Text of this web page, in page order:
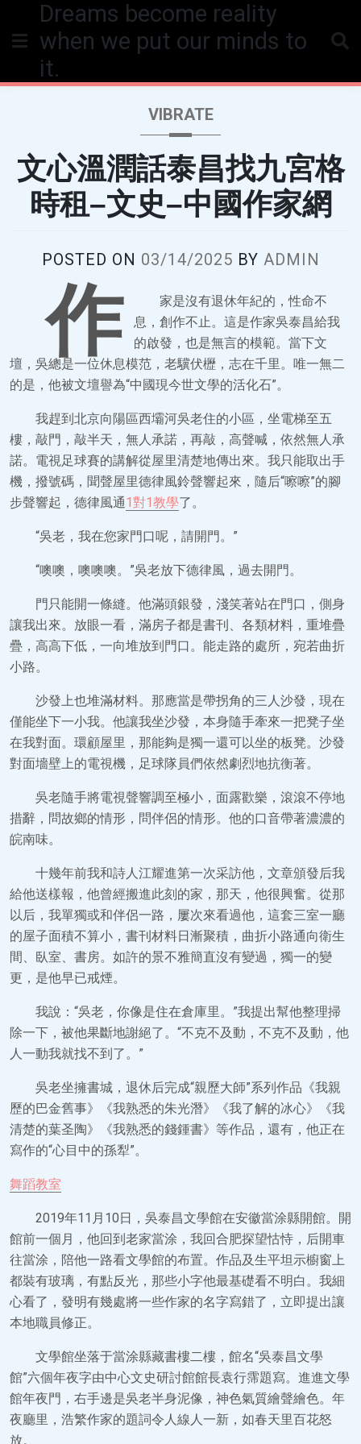
content
Dreams become reality
when we put our minds to
it.
VIBRATE
文心溫潤話泰昌找九宮格
時租–文史–中國作家網
POSTED ON 03/14/2025 BY ADMIN
作
家是沒有退休年紀的，性命不
息，創作不止。這是作家吳泰昌給我
的啟發，也是無言的模範。當下文
壇，吳總是一位休息模范，老驥伏櫪，志在千里。唯一無二
的是，他被文壇譽為“中國現今世文學的活化石”。
我趕到北京向陽區西壩河吳老住的小區，坐電梯至五
樓，敲門，敲半天，無人承諾，再敲，高聲喊，依然無人承
諾。電視足球賽的講解從屋里清楚地傳出來。我只能取出手
機，撥號碼，聞聲屋里德律風鈴聲響起來，隨后“嚓嚓”的腳
步聲響起，德律風通1對1教學了。
“吳老，我在您家門口呢，請開門。”
“噢噢，噢噢噢。”吳老放下德律風，過去開門。
門只能開一條縫。他滿頭銀發，淺笑著站在門口，側身
讓我出來。放眼一看，滿房子都是書刊、各類材料，重堆疊
疊，高高下低，一向堆放到門口。能走路的處所，宛若曲折
小路。
沙發上也堆滿材料。那應當是帶拐角的三人沙發，現在
僅能坐下一小我。他讓我坐沙發，本身隨手牽來一把凳子坐
在我對面。環顧屋里，那能夠是獨一還可以坐的板凳。沙發
對面墻壁上的電視機，足球隊員們依然劇烈地抗衡著。
吳老隨手將電視聲響調至極小，面露歡樂，滾滾不停地
措辭，問故鄉的情形，問伴侶的情形。他的口音帶著濃濃的
皖南味。
十幾年前我和詩人江耀進第一次采訪他，文章頒發后我
給他送樣報，他曾經搬進此刻的家，那天，他很興奮。從那
以后，我單獨或和伴侶一路，屢次來看過他，這套三室一廳
的屋子面積不算小，書刊材料日漸聚積，曲折小路通向衛生
間、臥室、書房。如許的景不雅簡直沒有變過，獨一的變
更，是他早已戒煙。
我說：“吳老，你像是住在倉庫里。”我提出幫他整理掃
除一下，被他果斷地謝絕了。“不克不及動，不克不及動，他
人一動我就找不到了。”
吳老坐擁書城，退休后完成“親歷大師”系列作品《我親
歷的巴金舊事》《我熟悉的朱光潛》《我了解的冰心》《我
清楚的葉圣陶》《我熟悉的錢鍾書》等作品，還有，他正在
寫作的“心目中的孫犁”。
舞蹈教室
2019年11月10日，吳泰昌文學館在安徽當涂縣開館。開
館前一個月，他回到老家當涂，我回合肥探望怙恃，后開車
往當涂，陪他一路看文學館的布置。作品及生平坦示櫥窗上
都裝有玻璃，有點反光，那些小字他最基礎看不明白。我細
心看了，發明有幾處將一些作家的名字寫錯了，立即提出讓
本地職員修正。
文學館坐落于當涂縣藏書樓二樓，館名“吳泰昌文學
館”六個年夜字由中心文史研討館館長袁行霈題寫。進進文學
館年夜門，右手邊是吳老半身泥像，神色氣質繪聲繪色。年
夜廳里，浩繁作家的題詞令人線人一新，如春天里百花怒
放。